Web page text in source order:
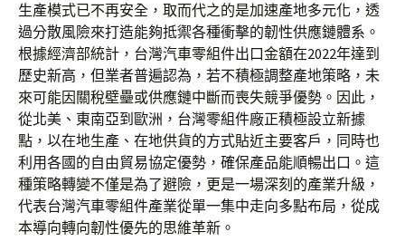
生產模式已不再安全，取而代之的是加速產地多元化，透
過分散風險來打造能夠抵禦各種衝擊的韌性供應鏈體系。
根據經濟部統計，台灣汽車零組件出口金額在2022年達到
歷史新高，但業者普遍認為，若不積極調整產地策略，未
來可能因關稅壁壘或供應鏈中斷而喪失競爭優勢。因此，
從北美、東南亞到歐洲，台灣零組件廠正積極設立新據
點，以在地生產、在地供貨的方式貼近主要客戶，同時也
利用各國的自由貿易協定優勢，確保產品能順暢出口。這
種策略轉變不僅是為了避險，更是一場深刻的產業升級，
代表台灣汽車零組件產業從單一集中走向多點布局，從成
本導向轉向韌性優先的思維革新。